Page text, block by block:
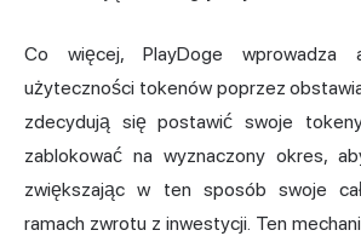
Co więcej, PlayDoge wprowadza
użyteczności tokenów poprzez
zdecydują się postawić swoje
zablokować na wyznaczony okres,
zwiększając w ten sposób swoje
ramach zwrotu z inwestycji. Ten